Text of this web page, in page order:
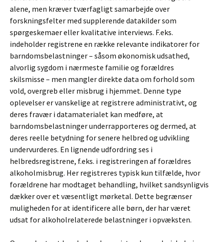
alene, men kræver tværfagligt samarbejde over
forskningsfelter med supplerende datakilder som
spørgeskemaer eller kvalitative interviews. F.eks.
indeholder registrene en række relevante indikatorer for
barndomsbelastninger – såsom økonomisk udsathed,
alvorlig sygdom i nærmeste familie og forældres
skilsmisse – men mangler direkte data om forhold som
vold, overgreb eller misbrug i hjemmet. Denne type
oplevelser er vanskelige at registrere administrativt, og
deres fravær i datamaterialet kan medføre, at
barndomsbelastninger underrapporteres og dermed, at
deres reelle betydning for senere helbred og udvikling
undervurderes. En lignende udfordring ses i
helbredsregistrene, f.eks. i registreringen af forældres
alkoholmisbrug. Her registreres typisk kun tilfælde, hvor
forældrene har modtaget behandling, hvilket sandsynligvis
dækker over et væsentligt mørketal. Dette begrænser
muligheden for at identificere alle børn, der har været
udsat for alkoholrelaterede belastninger i opvæksten.